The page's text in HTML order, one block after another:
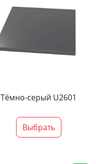
Тёмно-серый U2601
Выбрать